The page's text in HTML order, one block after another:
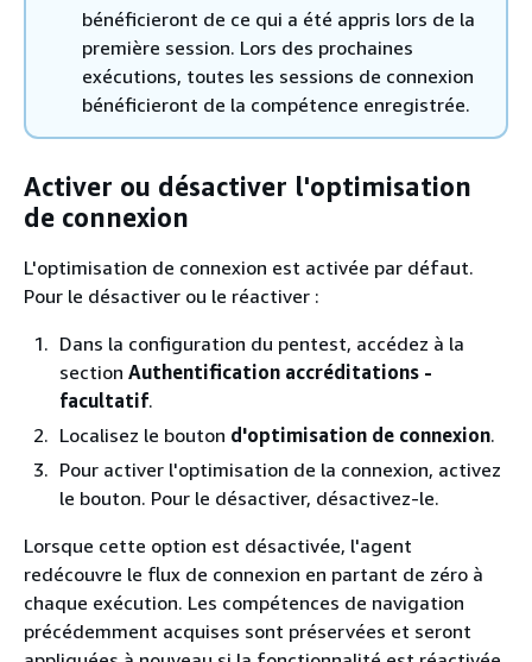
bénéficieront de ce qui a été appris lors de la
première session. Lors des prochaines
exécutions, toutes les sessions de connexion
bénéficieront de la compétence enregistrée.
Activer ou désactiver l'optimisation
de connexion
L'optimisation de connexion est activée par défaut.
Pour le désactiver ou le réactiver :
Dans la configuration du pentest, accédez à la
section Authentification accréditations -
facultatif.
Localisez le bouton d'optimisation de connexion.
Pour activer l'optimisation de la connexion, activez
le bouton. Pour le désactiver, désactivez-le.
Lorsque cette option est désactivée, l'agent
redécouvre le flux de connexion en partant de zéro à
chaque exécution. Les compétences de navigation
précédemment acquises sont préservées et seront